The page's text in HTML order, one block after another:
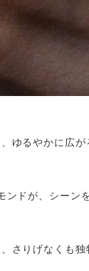
ゆるやかに広
ドが、シーン
さりげなくも独